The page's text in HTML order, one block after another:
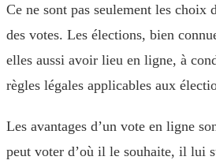
Ce ne sont pas seulement les choix
des votes. Les élections, bien
elles aussi avoir lieu en ligne, à
règles légales applicables aux
Les avantages d’un vote en ligne
peut voter d’où il le souhaite, il lui